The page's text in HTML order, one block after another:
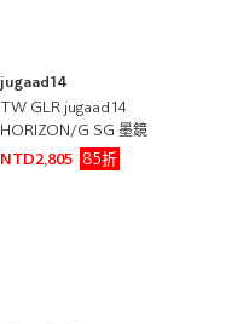
jugaad14
TW GLR jugaad14
HORIZON/G SG 墨鏡
NTD2,805
85折